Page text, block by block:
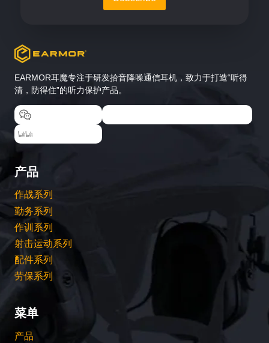
EARMOR耳魔专注于研发拾音降噪通信耳机，致力于打造“听得
清，防得住”的听力保护产品。
产品
作战系列
勤务系列
作训系列
射击运动系列
配件系列
劳保系列
菜单
产品